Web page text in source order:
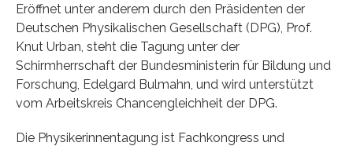
Eröffnet unter anderem durch den Präsidenten der
Deutschen Physikalischen Gesellschaft (DPG), Prof.
Knut Urban, steht die Tagung unter der
Schirmherrschaft der Bundesministerin für Bildung und
Forschung, Edelgard Bulmahn, und wird unterstützt
vom Arbeitskreis Chancengleichheit der DPG.
Die Physikerinnentagung ist Fachkongress und